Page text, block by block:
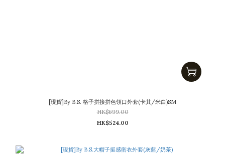
[現貨]By B.S. 格子拼接拼色領口外套(卡其/米白)SM
HK$699.00
HK$524.00